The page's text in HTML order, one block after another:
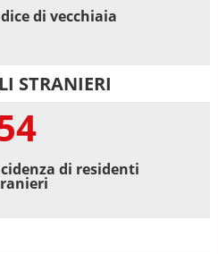
di vecchiaia
STRANIERI
di residenti